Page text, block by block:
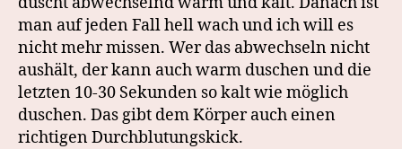
man auf jeden Fall hell wach und ich will es
nicht mehr missen. Wer das abwechseln nicht
aushält, der kann auch warm duschen und die
letzten 10-30 Sekunden so kalt wie möglich
duschen. Das gibt dem Körper auch einen
richtigen Durchblutungskick.